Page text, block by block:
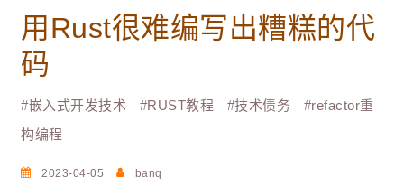
用Rust很难编写出糟糕的代
码
#嵌入式开发技术 #RUST教程 #技术债务 #refactor重
构编程
2023-04-05 banq